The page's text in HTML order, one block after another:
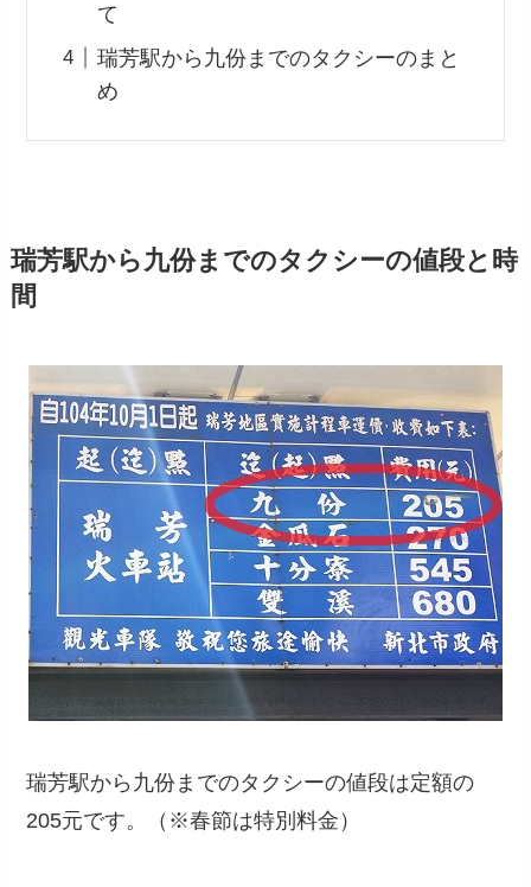
て
瑞芳駅から九份までのタクシーのまと
め
瑞芳駅から九份までのタクシーの値段と時
間
瑞芳駅から九份までのタクシーの値段は定額の
205元です。（※春節は特別料金）